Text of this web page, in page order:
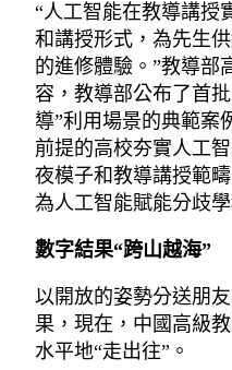
“人工智能在教導講授
和講授形式，為先生
的進修體驗。”教導部
容，教導部公布了首
導”利用場景的典範案
前提的高校夯實人工
夜模子和教導講授範
為人工智能賦能分歧
數字結果“跨山越海”
以開放的姿勢分送朋
果，現在，中國高級
水平地“走出往”。